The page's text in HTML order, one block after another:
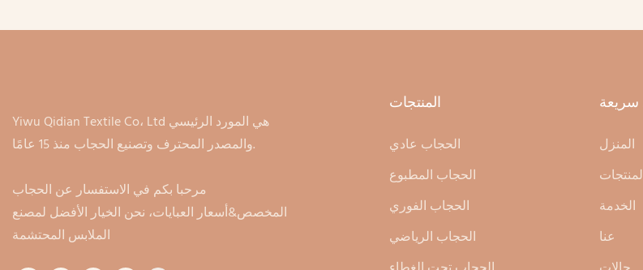
Yiwu Qidian Textile Co، Ltd هي المورد الرئيسي
والمصدر المحترف وتصنيع الحجاب منذ 15 عامًا.
مرحبا بكم في الاستفسار عن الحجاب
المخصص&أسعار العبايات، نحن الخيار الأفضل لمصنع
الملابس المحتشمة
المنتجات
الحجاب الفوري
سريعة
المنزل
الخدمة
عنا